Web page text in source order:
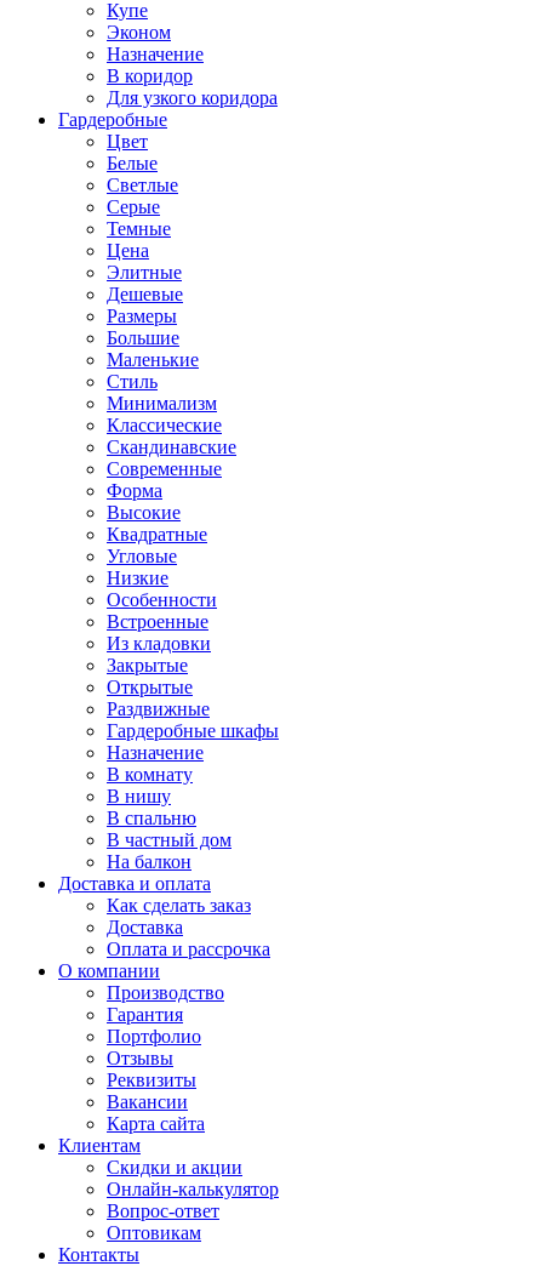
Купе
Эконом
Назначение
В коридор
Для узкого коридора
Гардеробные
Цвет
Белые
Светлые
Серые
Темные
Цена
Элитные
Дешевые
Размеры
Большие
Маленькие
Стиль
Минимализм
Классические
Скандинавские
Современные
Форма
Высокие
Квадратные
Угловые
Низкие
Особенности
Встроенные
Из кладовки
Закрытые
Открытые
Раздвижные
Гардеробные шкафы
Назначение
В комнату
В нишу
В спальню
В частный дом
На балкон
Доставка и оплата
Как сделать заказ
Доставка
Оплата и рассрочка
О компании
Производство
Гарантия
Портфолио
Отзывы
Реквизиты
Вакансии
Карта сайта
Клиентам
Скидки и акции
Онлайн-калькулятор
Вопрос-ответ
Оптовикам
Контакты